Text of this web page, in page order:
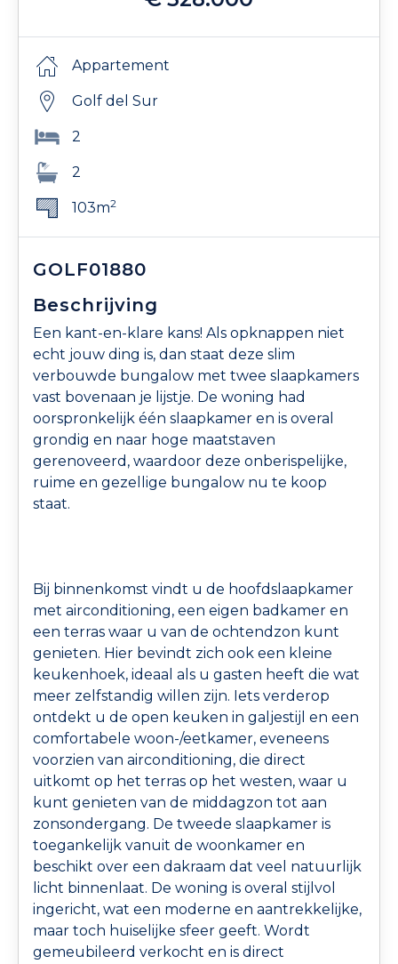
Appartement
Golf del Sur
2
2
103m2
GOLF01880
Beschrijving
Een kant-en-klare kans! Als opknappen niet
echt jouw ding is, dan staat deze slim
verbouwde bungalow met twee slaapkamers
vast bovenaan je lijstje. De woning had
oorspronkelijk één slaapkamer en is overal
grondig en naar hoge maatstaven
gerenoveerd, waardoor deze onberispelijke,
ruime en gezellige bungalow nu te koop
staat.
Bij binnenkomst vindt u de hoofdslaapkamer
met airconditioning, een eigen badkamer en
een terras waar u van de ochtendzon kunt
genieten. Hier bevindt zich ook een kleine
keukenhoek, ideaal als u gasten heeft die wat
meer zelfstandig willen zijn. Iets verderop
ontdekt u de open keuken in galjestijl en een
comfortabele woon-/eetkamer, eveneens
voorzien van airconditioning, die direct
uitkomt op het terras op het westen, waar u
kunt genieten van de middagzon tot aan
zonsondergang. De tweede slaapkamer is
toegankelijk vanuit de woonkamer en
beschikt over een dakraam dat veel natuurlijk
licht binnenlaat. De woning is overal stijlvol
ingericht, wat een moderne en aantrekkelijke,
maar toch huiselijke sfeer geeft. Wordt
gemeubileerd verkocht en is direct